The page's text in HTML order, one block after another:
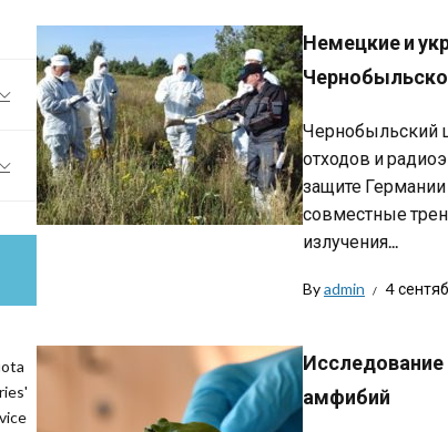
Немецкие и
Чернобыльский
отходов и
защите
совместные
излучения...
Byadmin 4
Исследование
амфибий